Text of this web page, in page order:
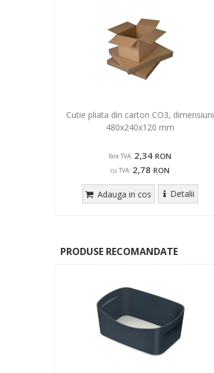
Cutie pliata din carton CO3, dimensiuni
480x240x120 mm
fara TVA: 2,34 RON
cu TVA: 2,78 RON
Adauga in cos Detalii
PRODUSE RECOMANDATE